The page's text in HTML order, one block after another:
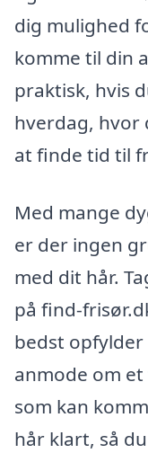
dig mulighed
komme til din
praktisk, hvis
hverdag,
at finde tid til
Med mange
er der ingen
med dit hår.
på find-
bedst opfylder
anmode om
som kan
hår klart, så